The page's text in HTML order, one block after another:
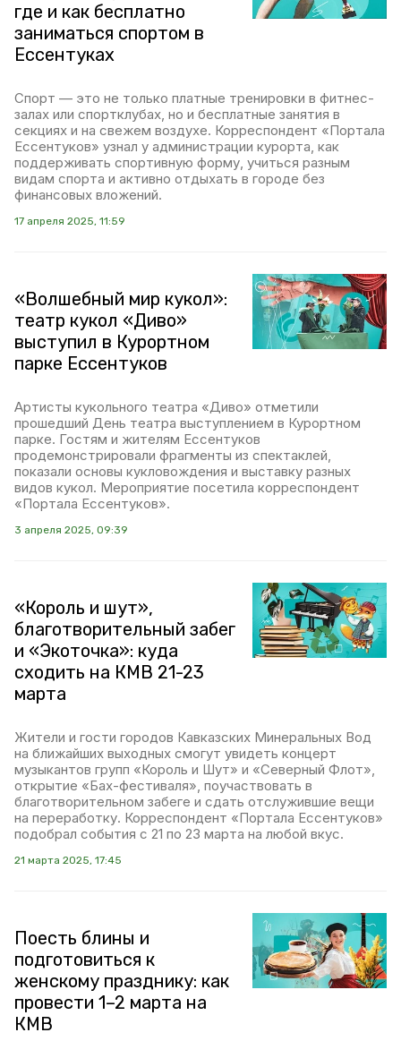
где и как бесплатно
заниматься спортом в
Ессентуках
Спорт — это не только платные тренировки в фитнес-
залах или спортклубах, но и бесплатные занятия в
секциях и на свежем воздухе. Корреспондент «Портала
Ессентуков» узнал у администрации курорта, как
поддерживать спортивную форму, учиться разным
видам спорта и активно отдыхать в городе без
финансовых вложений.
17 апреля 2025, 11:59
«Волшебный мир кукол»:
театр кукол «Диво»
выступил в Курортном
парке Ессентуков
Артисты кукольного театра «Диво» отметили
прошедший День театра выступлением в Курортном
парке. Гостям и жителям Ессентуков
продемонстрировали фрагменты из спектаклей,
показали основы кукловождения и выставку разных
видов кукол. Мероприятие посетила корреспондент
«Портала Ессентуков».
3 апреля 2025, 09:39
«Король и шут»,
благотворительный забег
и «Экоточка»: куда
сходить на КМВ 21-23
марта
Жители и гости городов Кавказских Минеральных Вод
на ближайших выходных смогут увидеть концерт
музыкантов групп «Король и Шут» и «Северный Флот»,
открытие «Бах-фестиваля», поучаствовать в
благотворительном забеге и сдать отслужившие вещи
на переработку. Корреспондент «Портала Ессентуков»
подобрал события с 21 по 23 марта на любой вкус.
21 марта 2025, 17:45
Поесть блины и
подготовиться к
женскому празднику: как
провести 1–2 марта на
КМВ